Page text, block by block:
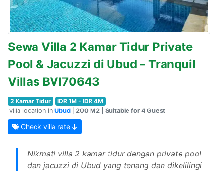
Sewa Villa 2 Kamar Tidur Private
Pool & Jacuzzi di Ubud – Tranquil
Villas BVI70643
2 Kamar Tidur
IDR 1M - IDR 4M
villa location in Ubud | 200 M2 | Suitable for 4 Guest
Check villa rate
Nikmati villa 2 kamar tidur dengan private pool
dan jacuzzi di Ubud yang tenang dan dikelilingi